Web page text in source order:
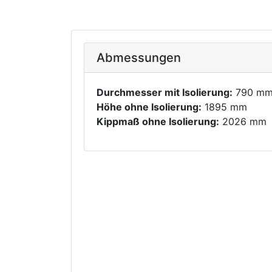
Abmessungen
Durchmesser mit Isolierung: 790
Höhe ohne Isolierung: 1895 mm
Kippmaß ohne Isolierung: 2026 mm